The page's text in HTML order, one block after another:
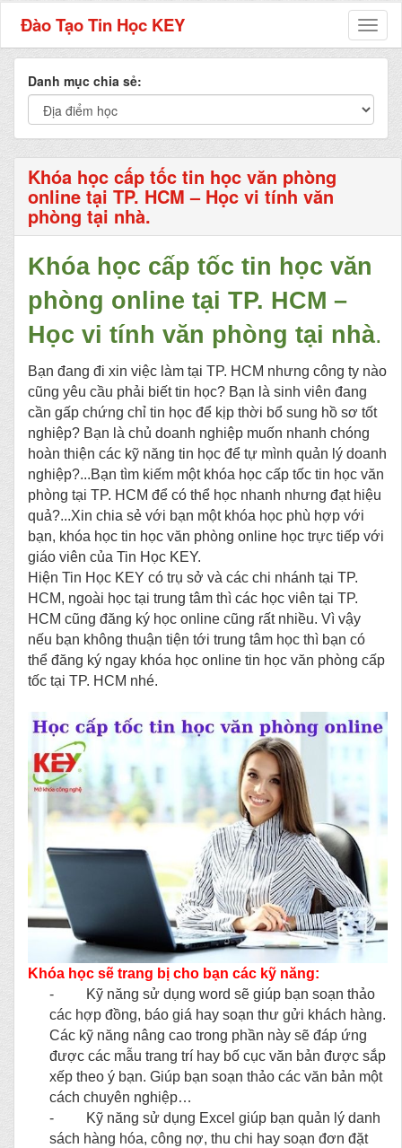
Đào Tạo Tin Học KEY
Danh mục chia sẻ:
Khóa học cấp tốc tin học văn phòng
online tại TP. HCM – Học vi tính văn
phòng tại nhà.
Khóa học cấp tốc tin học văn
phòng online tại TP. HCM –
Học vi tính văn phòng tại nhà.
Bạn đang đi xin việc làm tại TP. HCM nhưng công ty nào
cũng yêu cầu phải biết tin học? Bạn là sinh viên đang
cần gấp chứng chỉ tin học để kịp thời bổ sung hồ sơ tốt
nghiệp? Bạn là chủ doanh nghiệp muốn nhanh chóng
hoàn thiện các kỹ năng tin học để tự mình quản lý doanh
nghiệp?...Bạn tìm kiếm một khóa học cấp tốc tin học văn
phòng tại TP. HCM để có thể học nhanh nhưng đạt hiệu
quả?...Xin chia sẻ với bạn một khóa học phù hợp với
bạn, khóa học tin học văn phòng online học trực tiếp với
giáo viên của Tin Học KEY.
Hiện Tin Học KEY có trụ sở và các chi nhánh tại TP.
HCM, ngoài học tại trung tâm thì các học viên tại TP.
HCM cũng đăng ký học online cũng rất nhiều. Vì vậy
nếu bạn không thuận tiện tới trung tâm học thì bạn có
thể đăng ký ngay khóa học online tin học văn phòng cấp
tốc tại TP. HCM nhé.
Khóa học sẽ trang bị cho bạn các kỹ năng:
- Kỹ năng sử dụng word sẽ giúp bạn soạn thảo
các hợp đồng, báo giá hay soạn thư gửi khách hàng.
Các kỹ năng nâng cao trong phần này sẽ đáp ứng
được các mẫu trang trí hay bố cục văn bản được sắp
xếp theo ý bạn. Giúp bạn soạn thảo các văn bản một
cách chuyên nghiệp…
- Kỹ năng sử dụng Excel giúp bạn quản lý danh
sách hàng hóa, công nợ, thu chi hay soạn đơn đặt